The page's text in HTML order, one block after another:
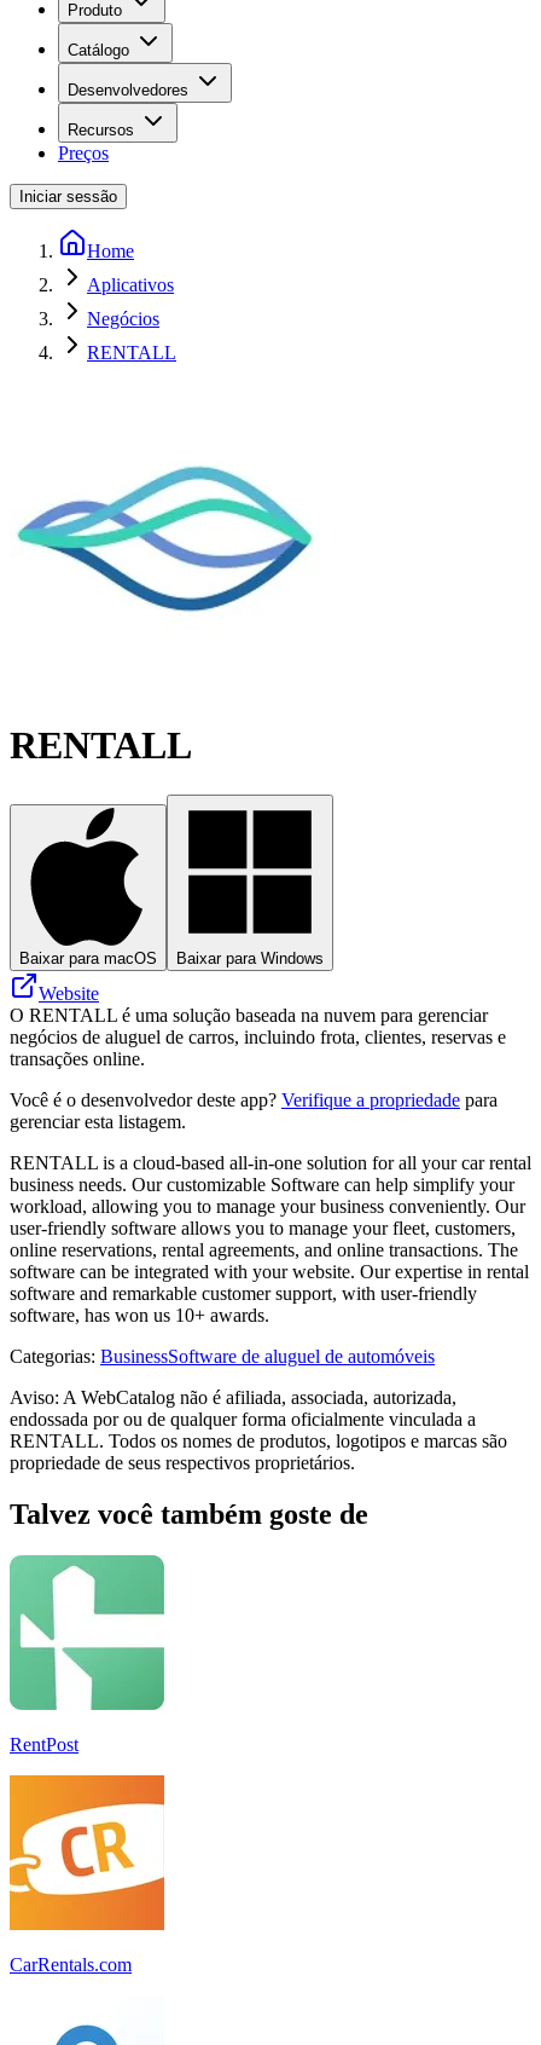
Produto
Catálogo
Desenvolvedores
Recursos
Preços
Iniciar sessão
Home
Aplicativos
Negócios
RENTALL
RENTALL
Baixar para macOS Baixar para Windows
Website
O RENTALL é uma solução baseada na nuvem para gerenciar
negócios de aluguel de carros, incluindo frota, clientes, reservas e
transações online.
Você é o desenvolvedor deste app? Verifique a propriedade para
gerenciar esta listagem.
RENTALL is a cloud-based all-in-one solution for all your car rental
business needs. Our customizable Software can help simplify your
workload, allowing you to manage your business conveniently. Our
user-friendly software allows you to manage your fleet, customers,
online reservations, rental agreements, and online transactions. The
software can be integrated with your website. Our expertise in rental
software and remarkable customer support, with user-friendly
software, has won us 10+ awards.
Categorias: BusinessSoftware de aluguel de automóveis
Aviso: A WebCatalog não é afiliada, associada, autorizada,
endossada por ou de qualquer forma oficialmente vinculada a
RENTALL. Todos os nomes de produtos, logotipos e marcas são
propriedade de seus respectivos proprietários.
Talvez você também goste de
RentPost
CarRentals.com